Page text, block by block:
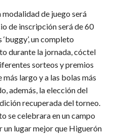
modalidad de juego será
de inscripción será de 60
‘buggy’, un completo
durante la jornada, cóctel
sorteos y premios
largo y a las bolas más
además, la elección del
recuperada del torneo.
se celebrara en un campo
un lugar mejor que Higuerón